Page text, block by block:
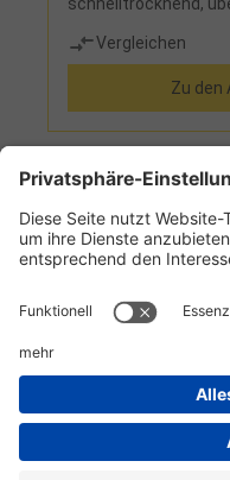
Vergleichen
Zu den
1 2
Informationen
Kundenservice